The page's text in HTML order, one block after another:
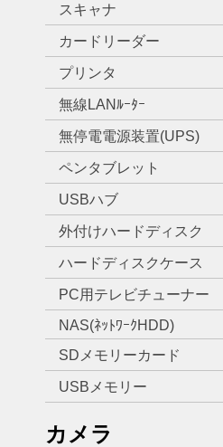
スキャナ
カードリーダー
プリンタ
無線LANﾙｰﾀｰ
無停電電源装置(UPS)
ペンタブレット
USBハブ
外付けハードディスク
ハードディスクケース
PC用テレビチューナー
NAS(ﾈｯﾄﾜｰｸHDD)
SDメモリーカード
USBメモリー
カメラ